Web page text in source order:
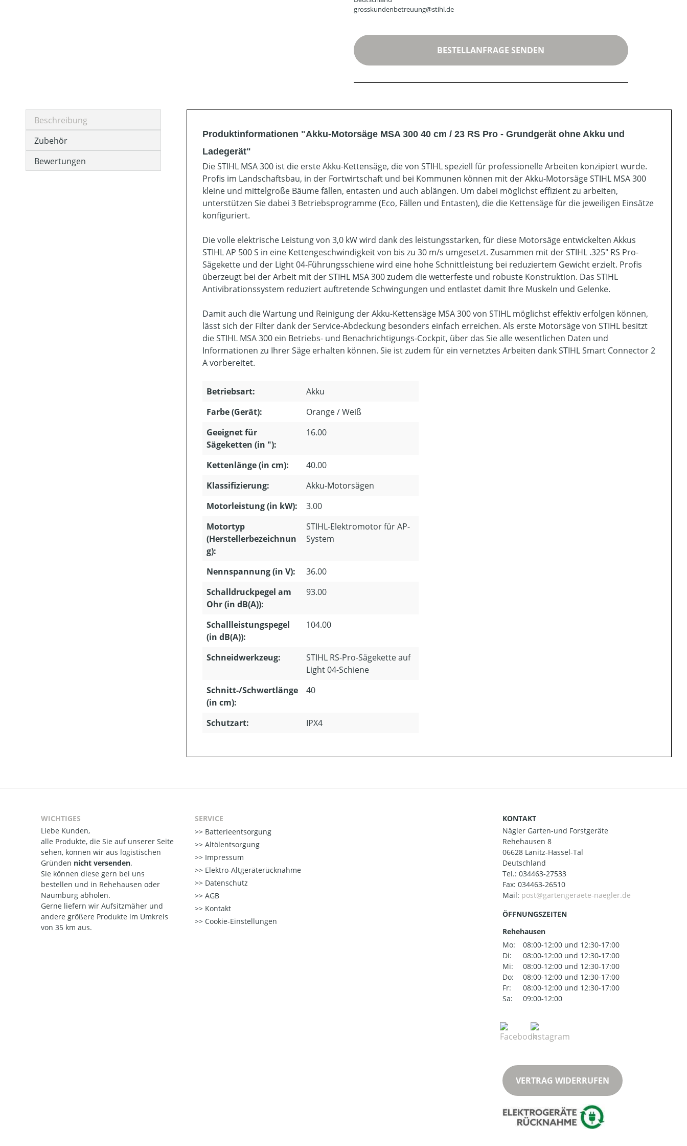
grosskundenbetreuung@stihl.de
BESTELLANFRAGE SENDEN
Beschreibung
Zubehör
Bewertungen
Produktinformationen "Akku-Motorsäge MSA 300 40 cm / 23 RS Pro - Grundgerät ohne Akku und
Ladegerät"
Die STIHL MSA 300 ist die erste Akku-Kettensäge, die von STIHL speziell für professionelle Arbeiten konzipiert wurde.
Profis im Landschaftsbau, in der Fortwirtschaft und bei Kommunen können mit der Akku-Motorsäge STIHL MSA 300
kleine und mittelgroße Bäume fällen, entasten und auch ablängen. Um dabei möglichst effizient zu arbeiten,
unterstützen Sie dabei 3 Betriebsprogramme (Eco, Fällen und Entasten), die die Kettensäge für die jeweiligen Einsätze
konfiguriert.
Die volle elektrische Leistung von 3,0 kW wird dank des leistungsstarken, für diese Motorsäge entwickelten Akkus
STIHL AP 500 S in eine Kettengeschwindigkeit von bis zu 30 m/s umgesetzt. Zusammen mit der STIHL .325" RS Pro-
Sägekette und der Light 04-Führungsschiene wird eine hohe Schnittleistung bei reduziertem Gewicht erzielt. Profis
überzeugt bei der Arbeit mit der STIHL MSA 300 zudem die wetterfeste und robuste Konstruktion. Das STIHL
Antivibrationssystem reduziert auftretende Schwingungen und entlastet damit Ihre Muskeln und Gelenke.
Damit auch die Wartung und Reinigung der Akku-Kettensäge MSA 300 von STIHL möglichst effektiv erfolgen können,
lässt sich der Filter dank der Service-Abdeckung besonders einfach erreichen. Als erste Motorsäge von STIHL besitzt
die STIHL MSA 300 ein Betriebs- und Benachrichtigungs-Cockpit, über das Sie alle wesentlichen Daten und
Informationen zu Ihrer Säge erhalten können. Sie ist zudem für ein vernetztes Arbeiten dank STIHL Smart Connector 2
A vorbereitet.
Betriebsart:
Akku
Farbe (Gerät):
Orange / Weiß
Geeignet für
Sägeketten (in "):
16.00
Kettenlänge (in cm):
40.00
Klassifizierung:
Akku-Motorsägen
Motorleistung (in kW):
3.00
Motortyp
(Herstellerbezeichnun
g):
STIHL-Elektromotor für AP-
System
Nennspannung (in V):
36.00
Schalldruckpegel am
Ohr (in dB(A)):
93.00
Schallleistungspegel
(in dB(A)):
104.00
Schneidwerkzeug:
STIHL RS-Pro-Sägekette auf
Light 04-Schiene
Schnitt-/Schwertlänge
(in cm):
40
Schutzart: IPX4
WICHTIGES
Liebe Kunden,
alle Produkte, die Sie auf unserer Seite
sehen, können wir aus logistischen
Gründen nicht versenden.
Sie können diese gern bei uns
bestellen und in Rehehausen oder
Naumburg abholen.
Gerne liefern wir Aufsitzmäher und
andere größere Produkte im Umkreis
von 35 km aus.
SERVICE
Batterieentsorgung
Altölentsorgung
Impressum
Elektro-Altgeräterücknahme
Datenschutz
AGB
Kontakt
Cookie-Einstellungen
KONTAKT
Nägler Garten-und Forstgeräte
Rehehausen 8
06628 Lanitz-Hassel-Tal
Deutschland
Tel.: 034463-27533
Fax: 034463-26510
Mail:
ÖFFNUNGSZEITEN
Rehehausen
Mo:
08:00-12:00 und 12:30-17:00
Di:
08:00-12:00 und 12:30-17:00
Mi:
08:00-12:00 und 12:30-17:00
Do:
08:00-12:00 und 12:30-17:00
Fr:
08:00-12:00 und 12:30-17:00
Sa:
09:00-12:00
VERTRAG WIDERRUFEN